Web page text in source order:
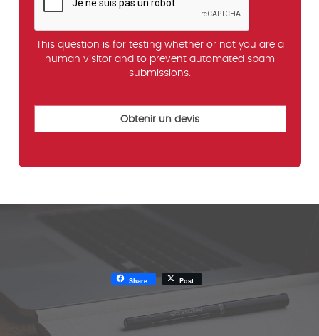
This question is for testing whether or not you are a
human visitor and to prevent automated spam
submissions.
Share Post